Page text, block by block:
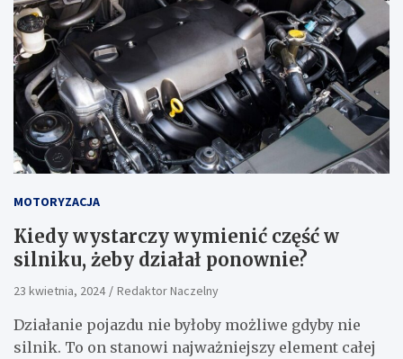
MOTORYZACJA
Kiedy wystarczy wymienić część w
silniku, żeby działał ponownie?
23 kwietnia, 2024 Redaktor Naczelny
Działanie pojazdu nie byłoby możliwe gdyby nie
silnik. To on stanowi najważniejszy element całej